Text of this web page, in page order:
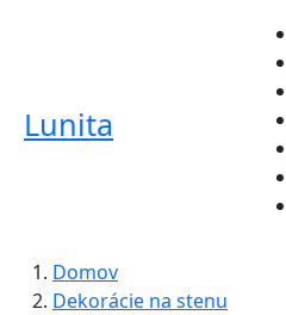
Lunita
Domov
Dekorácie na stenu